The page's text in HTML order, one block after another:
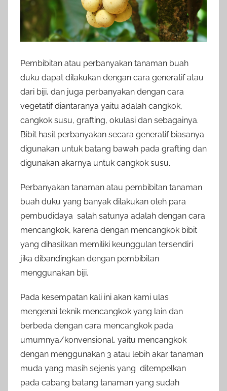
Pembibitan atau perbanyakan tanaman buah
duku dapat dilakukan dengan cara generatif atau
dari biji, dan juga perbanyakan dengan cara
vegetatif diantaranya yaitu adalah cangkok,
cangkok susu, grafting, okulasi dan sebagainya.
Bibit hasil perbanyakan secara generatif biasanya
digunakan untuk batang bawah pada grafting dan
digunakan akarnya untuk cangkok susu.
Perbanyakan tanaman atau pembibitan tanaman
buah duku yang banyak dilakukan oleh para
pembudidaya salah satunya adalah dengan cara
mencangkok, karena dengan mencangkok bibit
yang dihasilkan memiliki keunggulan tersendiri
jika dibandingkan dengan pembibitan
menggunakan biji.
Pada kesempatan kali ini akan kami ulas
mengenai teknik mencangkok yang lain dan
berbeda dengan cara mencangkok pada
umumnya/konvensional, yaitu mencangkok
dengan menggunakan 3 atau lebih akar tanaman
muda yang masih sejenis yang ditempelkan
pada cabang batang tanaman yang sudah